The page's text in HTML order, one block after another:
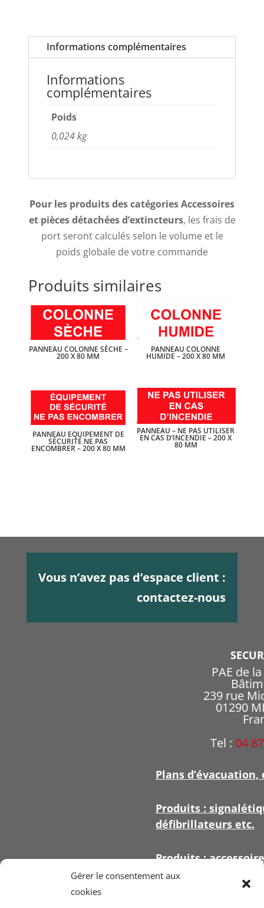
Gérer le consentement aux
cookies
Informations complémentaires
Informations
complémentaires
Poids
0,024 kg
Pour les produits des catégories Accessoires
et pièces détachées d’extincteurs, les frais de
port seront calculés selon le volume et le
poids globale de votre commande
Produits similaires
PANNEAU COLONNE SÈCHE –
200 X 80 MM
PANNEAU COLONNE
HUMIDE – 200 X 80 MM
PANNEAU EQUIPEMENT DE
SÉCURITÉ NE PAS
ENCOMBRER – 200 X 80 MM
PANNEAU – NE PAS UTILISER
EN CAS D’INCENDIE – 200 X
80 MM
Vous n’avez pas d’espace client :
contactez-nous
PAE de
239 rue
01290
Tel : 04
Plans
Produits :
défibrillateurs etc.
Produits :
signalétique